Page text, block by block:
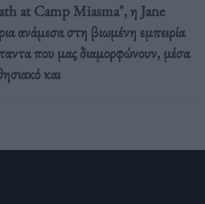
at Camp Miasma", η Jane
ανάμεσα στη βιωμένη εμπειρία
που μας διαμορφώνουν, μέσα
και